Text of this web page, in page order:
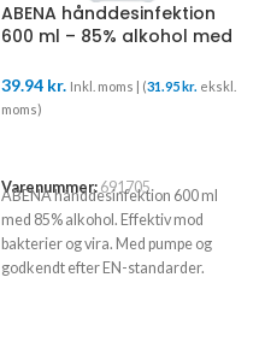
ABENA hånddesinfektion
600 ml – 85% alkohol med
39.94 kr. Inkl. moms | (31.95 kr. ekskl.
moms)
Varenummer: 691705
ABENA hånddesinfektion 600 ml
med 85% alkohol. Effektiv mod
bakterier og vira. Med pumpe og
godkendt efter EN-standarder.